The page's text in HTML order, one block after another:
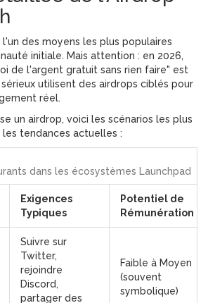
des moyens les plus populaires
initiale. Mais attention : en 2026,
de l'argent gratuit sans rien faire" est
utilisent des airdrops ciblés pour
réel.
un airdrop, voici les scénarios les plus
tendances actuelles :
dans les écosystèmes Launchpad
Exigences
Typiques
Potentiel de
Rémunération
Suivre sur
Twitter,
rejoindre
Discord,
partager des
Faible à Moyen
(souvent
symbolique)